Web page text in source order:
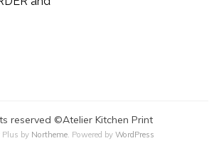
reserved ©Atelier Kitchen Print
by Northeme Powered by WordPress